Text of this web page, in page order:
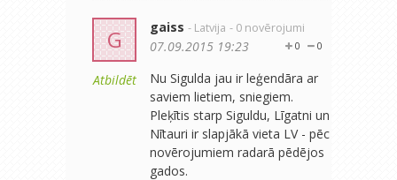
G
Atbildēt
gaiss - Latvija - 0 novērojumi
0
0
07.09.2015 19:23
Nu Sigulda jau ir leģendāra ar
saviem lietiem, sniegiem.
Pleķītis starp Siguldu, Līgatni un
Nītauri ir slapjākā vieta LV - pēc
novērojumiem radarā pēdējos
gados.